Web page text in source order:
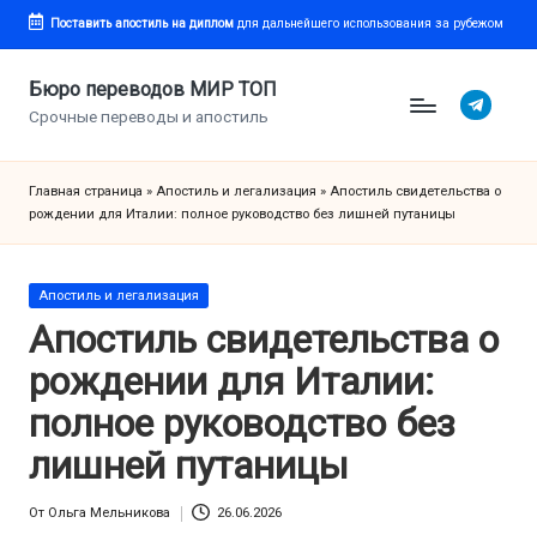
Перейти
содержимому
Поставить апостиль на дипломдля дальнейшего использования за рубежом
Бюро переводов МИР ТОП
Срочные переводы и апостиль
Telegram
Главная страница » Апостиль и легализация » Апостиль свидетельства о
рождении для Италии: полное руководство без лишней путаницы
Опубликовано
Апостиль и легализация
Апостиль свидетельства о
рождении для Италии:
полное руководство без
лишней путаницы
От Ольга Мельникова 26.06.2026